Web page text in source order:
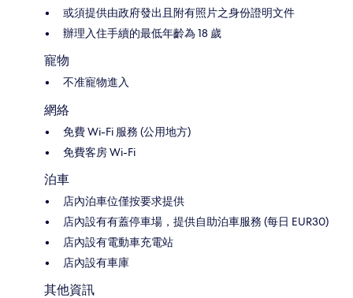
或須提供由政府發出且附有照片之身份證明文件
辦理入住手續的最低年齡為 18 歲
寵物
不准寵物進入
網絡
免費 Wi-Fi 服務 (公用地方)
免費客房 Wi-Fi
泊車
店內泊車位僅按要求提供
店內設有有蓋停車場，提供自助泊車服務 (每日 EUR30)
店內設有電動車充電站
店內設有車庫
其他資訊